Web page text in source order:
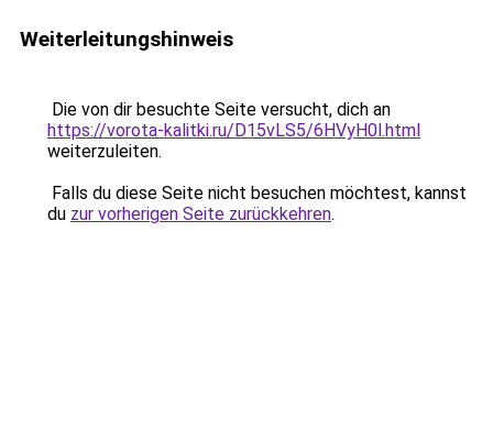
Weiterleitungshinweis
Die von dir besuchte Seite versucht, dich an
https://vorota-kalitki.ru/D15vLS5/6HVyH0l.html
weiterzuleiten.
Falls du diese Seite nicht besuchen möchtest, kannst
du zur vorherigen Seite zurückkehren.